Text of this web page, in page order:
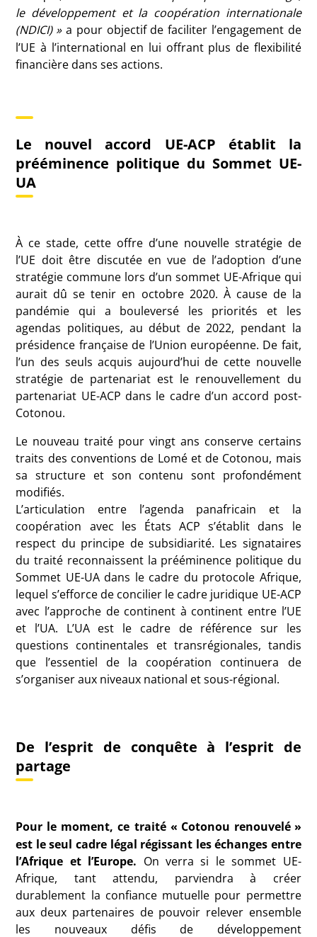
le développement et la coopération internationale
(NDICI) » a pour objectif de faciliter l’engagement de
l’UE à l’international en lui offrant plus de flexibilité
financière dans ses actions.
Le nouvel accord UE-ACP établit la
prééminence politique du Sommet UE-
UA
À ce stade, cette offre d’une nouvelle stratégie de
l’UE doit être discutée en vue de l’adoption d’une
stratégie commune lors d’un sommet UE-Afrique qui
aurait dû se tenir en octobre 2020. À cause de la
pandémie qui a bouleversé les priorités et les
agendas politiques, au début de 2022, pendant la
présidence française de l’Union européenne. De fait,
l’un des seuls acquis aujourd’hui de cette nouvelle
stratégie de partenariat est le renouvellement du
partenariat UE-ACP dans le cadre d’un accord post-
Cotonou.
Le nouveau traité pour vingt ans conserve certains
traits des conventions de Lomé et de Cotonou, mais
sa structure et son contenu sont profondément
modifiés.
L’articulation entre l’agenda panafricain et la
coopération avec les États ACP s’établit dans le
respect du principe de subsidiarité. Les signataires
du traité reconnaissent la prééminence politique du
Sommet UE-UA dans le cadre du protocole Afrique,
lequel s’efforce de concilier le cadre juridique UE-ACP
avec l’approche de continent à continent entre l’UE
et l’UA. L’UA est le cadre de référence sur les
questions continentales et transrégionales, tandis
que l’essentiel de la coopération continuera de
s’organiser aux niveaux national et sous-régional.
De l’esprit de conquête à l’esprit de
partage
Pour le moment, ce traité « Cotonou renouvelé »
est le seul cadre légal régissant les échanges entre
l’Afrique et l’Europe. On verra si le sommet UE-
Afrique, tant attendu, parviendra à créer
durablement la confiance mutuelle pour permettre
aux deux partenaires de pouvoir relever ensemble
les nouveaux défis de développement